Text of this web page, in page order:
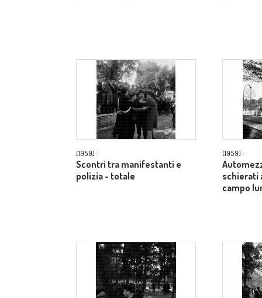
[1959] -
Scontri tra manifestanti e
polizia - totale
[1959] -
schierati
campo